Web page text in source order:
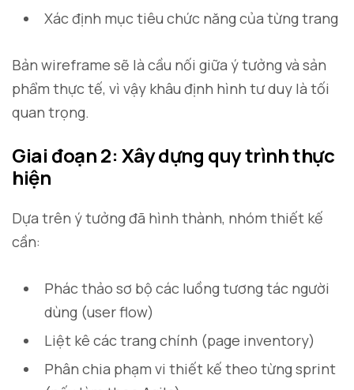
Xác định mục tiêu chức năng của từng trang
Bản wireframe sẽ là cầu nối giữa ý tưởng và sản
phẩm thực tế, vì vậy khâu định hình tư duy là tối
quan trọng.
Giai đoạn 2: Xây dựng quy trình thực
hiện
Dựa trên ý tưởng đã hình thành, nhóm thiết kế
cần:
Phác thảo sơ bộ các luồng tương tác người
dùng (user flow)
Liệt kê các trang chính (page inventory)
Phân chia phạm vi thiết kế theo từng sprint